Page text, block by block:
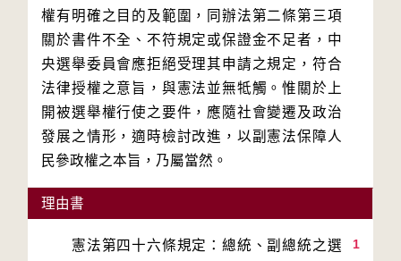
權有明確之目的及範圍，同辦法第二條第三項
關於書件不全、不符規定或保證金不足者，中
央選舉委員會應拒絕受理其申請之規定，符合
法律授權之意旨，與憲法並無牴觸。惟關於上
開被選舉權行使之要件，應隨社會變遷及政治
發展之情形，適時檢討改進，以副憲法保障人
民參政權之本旨，乃屬當然。
理由書
1
憲法第四十六條規定：總統、副總統之選